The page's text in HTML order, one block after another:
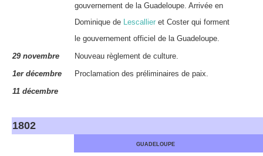
gouvernement de la Guadeloupe. Arrivée en
Dominique de
Lescallier et Coster qui forment
le gouvernement officiel de la Guadeloupe.
29 novembre
Nouveau règlement de culture.
1er décembre
Proclamation des préliminaires de paix.
11 décembre
1802
GUADELOUPE